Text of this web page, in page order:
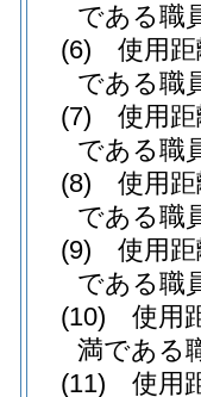
である職
(6)
使用
である職
(7)
使用
である職
(8)
使用
である職
(9)
使用
である職
(10)
使用
満である
(11)
使用